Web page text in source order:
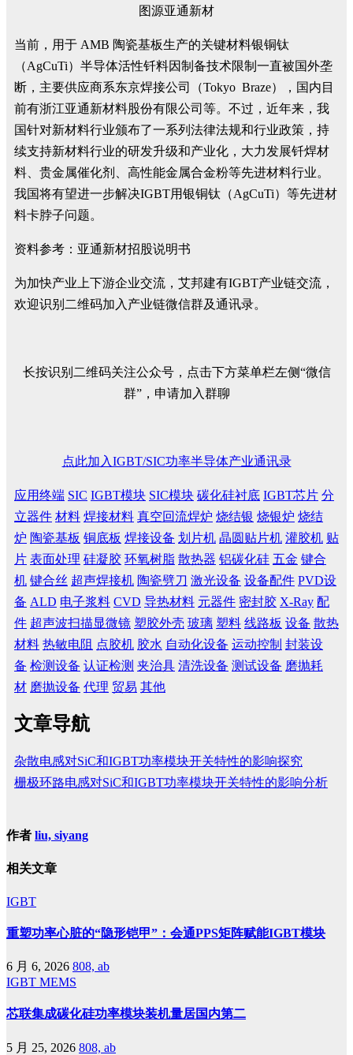
图源亚通新材
当前，用于 AMB 陶瓷基板生产的关键材料银铜钛
（AgCuTi）半导体活性钎料因制备技术限制一直被国外垄
断，主要供应商系东京焊接公司（Tokyo Braze），国内目
前有浙江亚通新材料股份有限公司等。不过，近年来，我
国针对新材料行业颁布了一系列法律法规和行业政策，持
续支持新材料行业的研发升级和产业化，大力发展钎焊材
料、贵金属催化剂、高性能金属合金粉等先进材料行业。
我国将有望进一步解决IGBT用银铜钛（AgCuTi）等先进材
料卡脖子问题。
资料参考：亚通新材招股说明书
为加快产业上下游企业交流，艾邦建有IGBT产业链交流，
欢迎识别二维码加入产业链微信群及通讯录。
长按识别二维码关注公众号，点击下方菜单栏左侧“微信
群”，申请加入群聊
点此加入IGBT/SIC功率半导体产业通讯录
应用终端 SIC IGBT模块 SIC模块 碳化硅衬底 IGBT芯片 分
立器件 材料 焊接材料 真空回流焊炉 烧结银 烧银炉 烧结
炉 陶瓷基板 铜底板 焊接设备 划片机 晶圆贴片机 灌胶机 贴
片 表面处理 硅凝胶 环氧树脂 散热器 铝碳化硅 五金 键合
机 键合丝 超声焊接机 陶瓷劈刀 激光设备 设备配件 PVD设
备 ALD 电子浆料 CVD 导热材料 元器件 密封胶 X-Ray 配
件 超声波扫描显微镜 塑胶外壳 玻璃 塑料 线路板 设备 散热
材料 热敏电阻 点胶机 胶水 自动化设备 运动控制 封装设
备 检测设备 认证检测 夹治具 清洗设备 测试设备 磨抛耗
材 磨抛设备 代理 贸易 其他
文章导航
杂散电感对SiC和IGBT功率模块开关特性的影响探究
栅极环路电感对SiC和IGBT功率模块开关特性的影响分析
作者 liu, siyang
相关文章
IGBT
重塑功率心脏的“隐形铠甲”：会通PPS矩阵赋能IGBT模块
6 月 6, 2026 808, ab
IGBT MEMS
芯联集成碳化硅功率模块装机量居国内第二
5 月 25, 2026 808, ab